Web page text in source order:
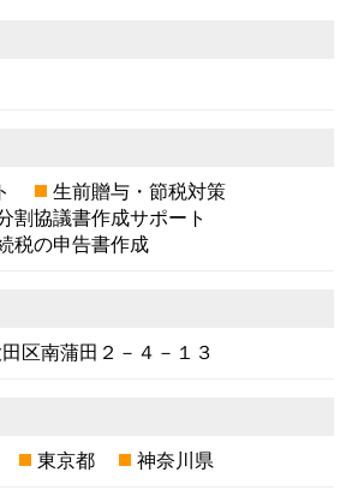
生前贈与・節税対策
割協議書作成サポート
税の申告書作成
区南蒲田２－４－１３
東京都 神奈川県